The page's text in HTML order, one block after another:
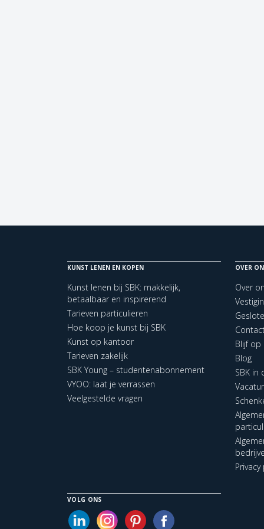
KUNST LENEN EN KOPEN
Kunst lenen bij SBK: makkelijk,
betaalbaar en inspirerend
Tarieven particulieren
Hoe koop je kunst bij SBK
Kunst op kantoor
Tarieven zakelijk
SBK Young – studentenabonnement
VYOO: laat je verrassen
Veelgestelde vragen
OVER
Over
Blijf op
Blog
SBK in
VOLG ONS